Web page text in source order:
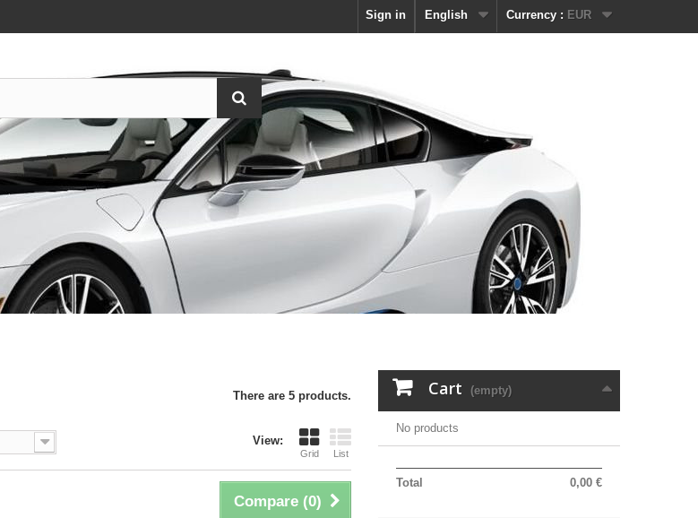
Currency : EUR
English
Sign in
There are 5 products.
View:
Grid List
Compare (0)
Cart (empty)
No products
0,00 €
Total